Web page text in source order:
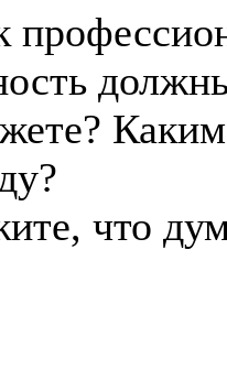
что